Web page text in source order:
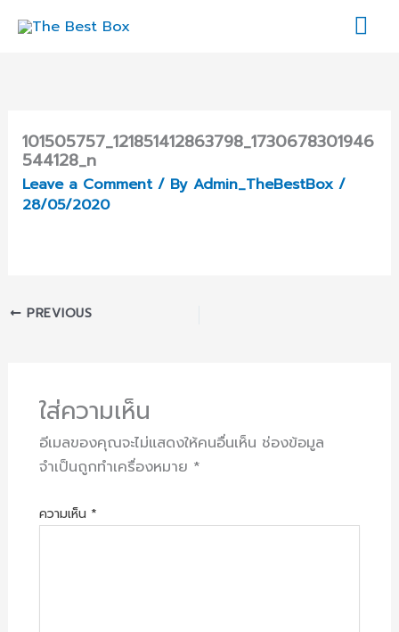
101505757_121851412863798_1730678301946
544128_n
Leave a Comment / ByAdmin_TheBestBox/
28/05/2020
PREVIOUS
ใส่ความเห็น
อีเมลของคุณจะไม่แสดงให้คนอื่นเห็น ช่องข้อมูล
จำเป็นถูกทำเครื่องหมาย *
ความเห็น *